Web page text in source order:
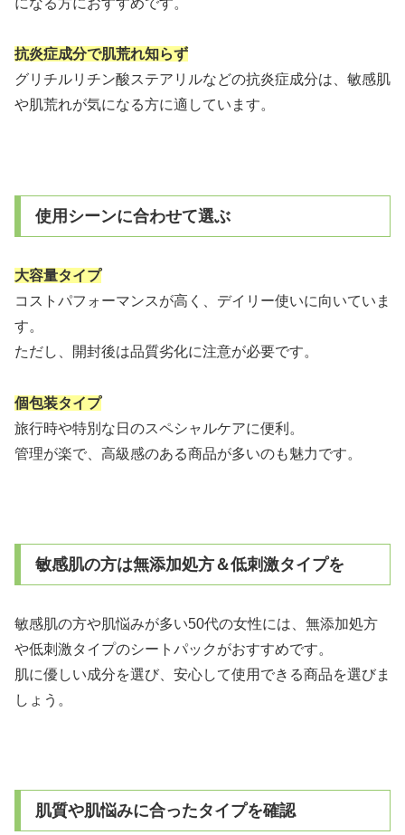
抗炎症成分で肌荒れ知らず
グリチルリチン酸ステアリルなどの抗炎症成分は、敏感肌
や肌荒れが気になる方に適しています。
使用シーンに合わせて選ぶ
大容量タイプ
コストパフォーマンスが高く、デイリー使いに向いていま
す。
ただし、開封後は品質劣化に注意が必要です。
個包装タイプ
旅行時や特別な日のスペシャルケアに便利。
管理が楽で、高級感のある商品が多いのも魅力です。
敏感肌の方は無添加処方＆低刺激タイプを
敏感肌の方や肌悩みが多い50代の女性には、無添加処方
や低刺激タイプのシートパックがおすすめです。
肌に優しい成分を選び、安心して使用できる商品を選びま
しょう。
肌質や肌悩みに合ったタイプを確認